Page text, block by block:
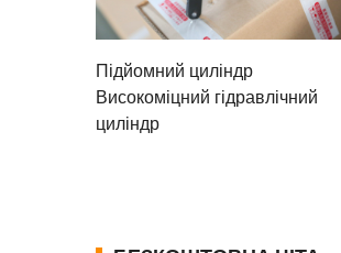
Підйомний циліндр
Високоміцний гідравлічний
циліндр